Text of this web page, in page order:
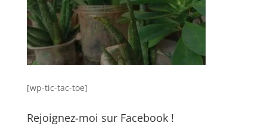
[wp-tic-tac-toe]
Rejoignez-moi sur Facebook !